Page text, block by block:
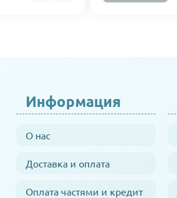
Информация
О нас
Доставка и оплата
Оплата частями и кредит